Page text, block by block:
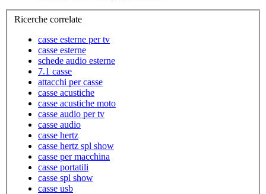
Ricerche correlate
casse esterne per tv
casse esterne
schede audio esterne
7.1 casse
attacchi per casse
casse acustiche
casse acustiche moto
casse audio per tv
casse audio
casse hertz
casse hertz spl show
casse per macchina
casse portatili
casse spl show
casse usb